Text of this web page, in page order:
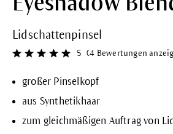
Lidschattenpinsel
Durchschnittliche Bewertung von 5
5 (4 Bewertungen
großer Pinselkopf
aus Synthetikhaar
zum gleichmäßigen Auftrag von